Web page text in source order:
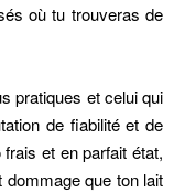
où tu trouveras de
pratiques et celui qui
de fiabilité et de
et en parfait état,
dommage que ton lait